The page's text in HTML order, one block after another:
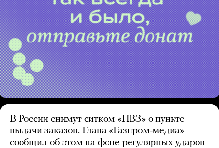
В России снимут ситком «ПВЗ» о пункте
выдачи заказов. Глава «Газпром-медиа»
сообщил об этом на фоне регулярных ударов